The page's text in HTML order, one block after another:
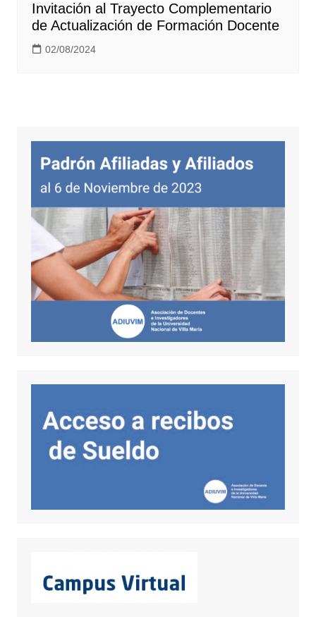
Invitación al Trayecto Complementario
de Actualización de Formación Docente
02/08/2024